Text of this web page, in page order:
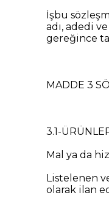
İşbu
adı, adedi
gereğince
MADDE 3
3.1-
Mal ya da
Listelenen
olarak ilan